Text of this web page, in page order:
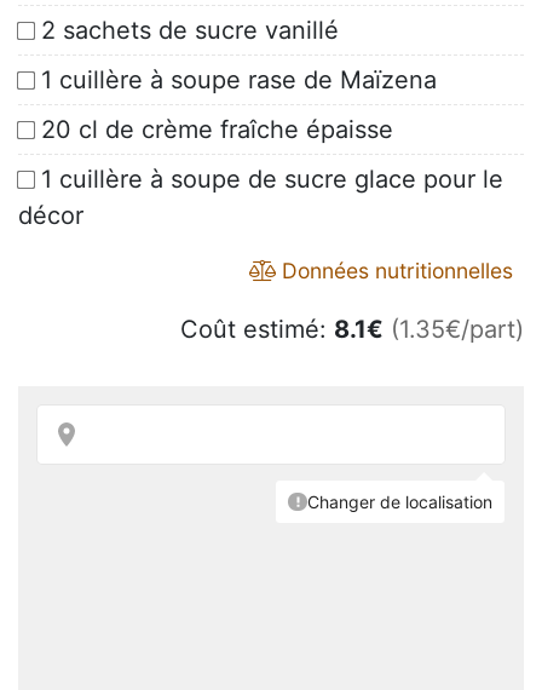
2 sachets de sucre vanillé
1 cuillère à soupe rase de Maïzena
20 cl de crème fraîche épaisse
1 cuillère à soupe de sucre glace pour le
décor
Données nutritionnelles
Coût estimé: 8.1€ (1.35€/part)